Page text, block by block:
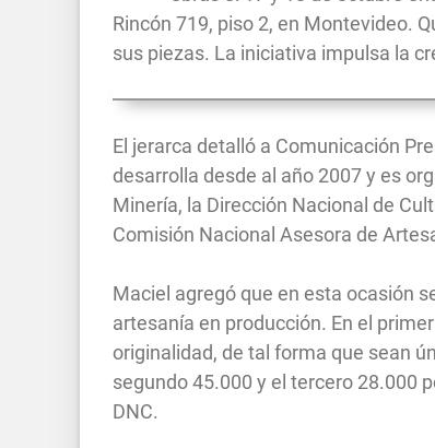
Rincón 719, piso 2, en Montevideo.
sus piezas. La iniciativa impulsa la
El jerarca detalló a Comunicación
desarrolla desde al año 2007 y es
Minería, la Dirección Nacional de
Comisión Nacional Asesora de
Maciel agregó que en esta ocasión
artesanía en producción. En el
originalidad, de tal forma que sean
segundo 45.000 y el tercero 28.000
DNC.